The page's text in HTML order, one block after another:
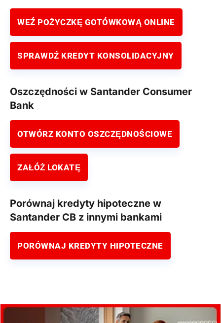
WEŹ POŻYCZKĘ GOTÓWKOWĄ ONLINE
SPRAWDŹ KREDYT KONSOLIDACYJNY
Oszczędności w Santander Consumer
Bank
OTWÓRZ KONTO OSZCZĘDNOŚCIOWE
ZAŁÓŻ LOKATĘ
Porównaj kredyty hipoteczne w
Santander CB z innymi bankami
PORÓWNAJ KREDYTY HIPOTECZNE